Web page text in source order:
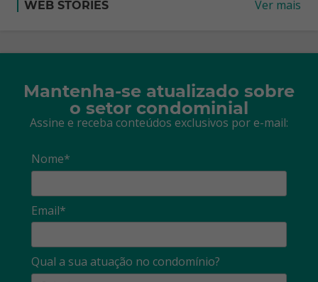
WEB STORIES Ver mais
Mantenha-se atualizado sobre
o setor condominial
Assine e receba conteúdos exclusivos por e-mail:
Nome*
Email*
Qual a sua atuação no condomínio?